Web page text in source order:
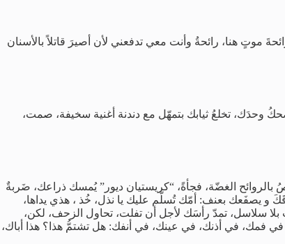
موتٍ هنا، رائحةُ وأنت معي تدفعني لأن أصيرَ قاتلاً بالأسنان
وحدَك، تخلعُ ثيابك بتمهّل مع دندنة أغنية سخيفة، صمت،
الغضّة، فجأةً، “كريستيان ديور” يُمسك ذراعك، ضَربةٌ
و يصفَعك بعنف: أمّك تُسلّم عليك يا نذل، خُذ ، هذي يداها،
سلاسل، تمدّ رأسَك لأجل أن تفلت، تحاول الزحف، لكن،
فمك، في أذنك، في عينك، في أنفك: هل تشتمُّ هذا؟ هذا أباك،